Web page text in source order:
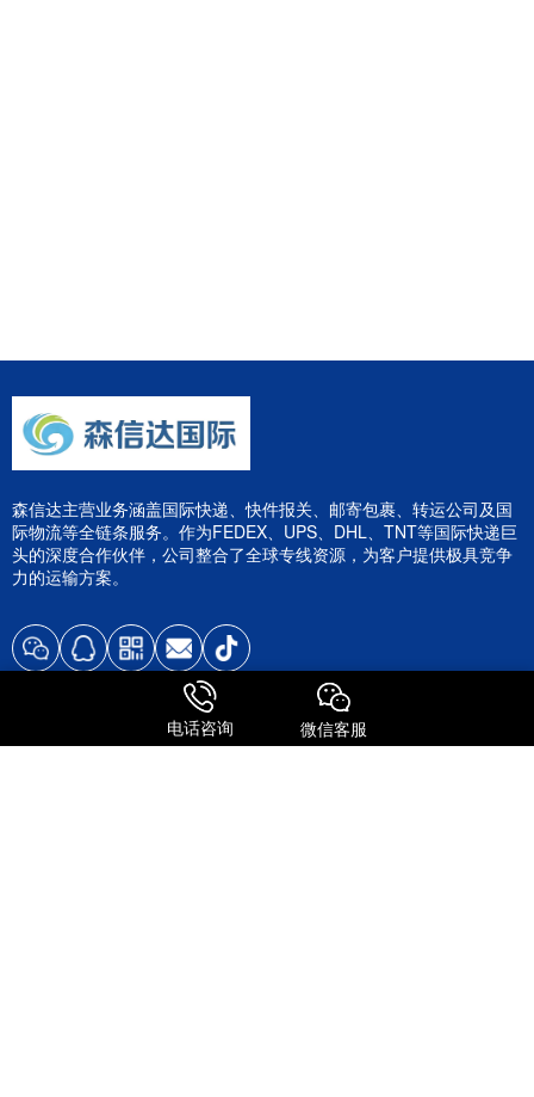
森信达主营业务涵盖国际快递、快件报关、邮寄包裹、转运公司及国
际物流等全链条服务。作为FEDEX、UPS、DHL、TNT等国际快递巨
头的深度合作伙伴，公司整合了全球专线资源，为客户提供极具竞争
力的运输方案。
服务特点 电话咨询 微信客服